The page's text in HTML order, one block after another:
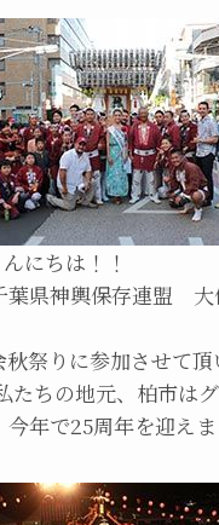
にちは！！
葉県神輿保存連盟 大
秋祭りに参加させて
たちの地元、柏市は
年で25周年を迎えま